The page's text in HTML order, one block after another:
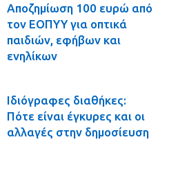
Αποζημίωση 100 ευρώ από
τον ΕΟΠΥΥ για οπτικά
παιδιών, εφήβων και
ενηλίκων
Ιδιόγραφες διαθήκες:
Πότε είναι έγκυρες και οι
αλλαγές στην δημοσίευση